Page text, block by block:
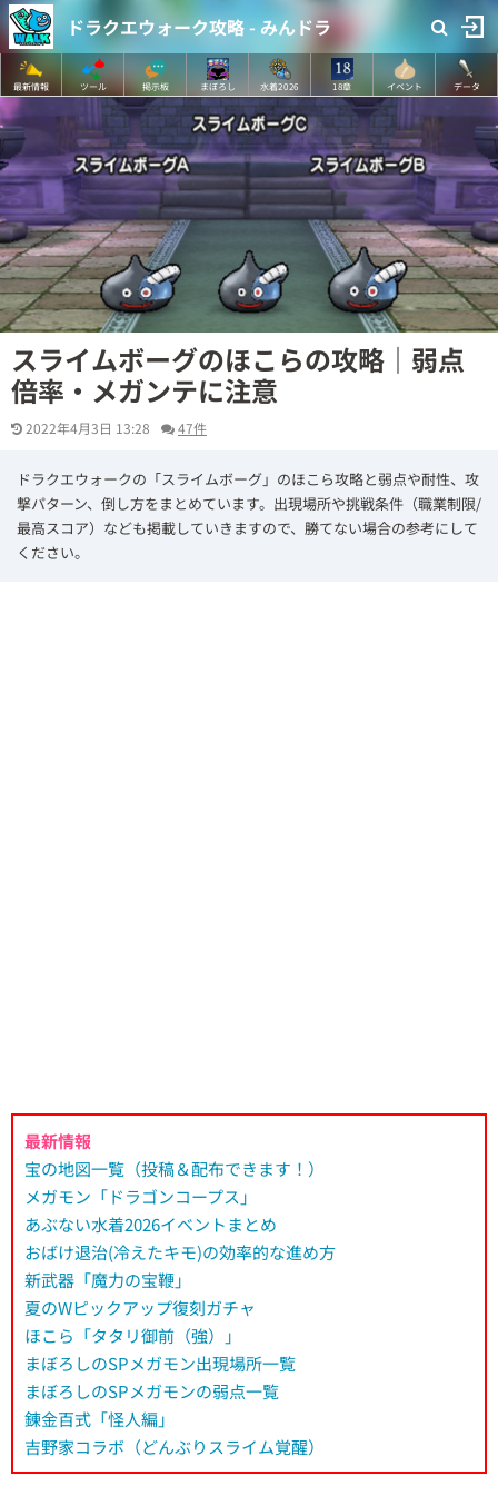
ドラクエウォーク攻略 - みんドラ
最新情報 ツール 掲示板 まぼろし 水着2026 18章 イベント データ
スライムボーグのほこらの攻略｜弱点
倍率・メガンテに注意
2022年4月3日 13:28 47件
ドラクエウォークの「スライムボーグ」のほこら攻略と弱点や耐性、攻
撃パターン、倒し方をまとめています。出現場所や挑戦条件（職業制限/
最高スコア）なども掲載していきますので、勝てない場合の参考にして
ください。
最新情報
宝の地図一覧（投稿＆配布できます！）
メガモン「ドラゴンコープス」
あぶない水着2026イベントまとめ
おばけ退治(冷えたキモ)の効率的な進め方
新武器「魔力の宝鞭」
夏のWピックアップ復刻ガチャ
ほこら「タタリ御前（強）」
まぼろしのSPメガモン出現場所一覧
まぼろしのSPメガモンの弱点一覧
錬金百式「怪人編」
吉野家コラボ（どんぶりスライム覚醒）